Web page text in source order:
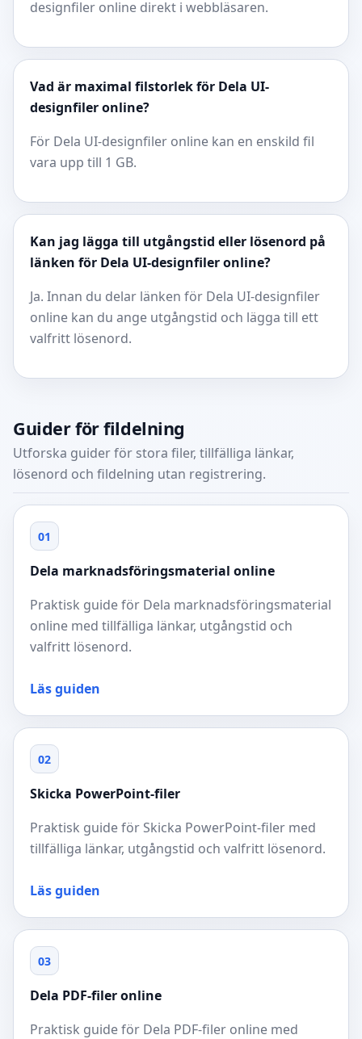
designfiler online direkt i webbläsaren.
Vad är maximal filstorlek för Dela UI-
designfiler online?
För Dela UI-designfiler online kan en enskild fil
vara upp till 1 GB.
Kan jag lägga till utgångstid eller lösenord på
länken för Dela UI-designfiler online?
Ja. Innan du delar länken för Dela UI-designfiler
online kan du ange utgångstid och lägga till ett
valfritt lösenord.
Guider för fildelning
Utforska guider för stora filer, tillfälliga länkar,
lösenord och fildelning utan registrering.
01
Dela marknadsföringsmaterial online
Praktisk guide för Dela marknadsföringsmaterial
online med tillfälliga länkar, utgångstid och
valfritt lösenord.
Läs guiden
02
Skicka PowerPoint-filer
Praktisk guide för Skicka PowerPoint-filer med
tillfälliga länkar, utgångstid och valfritt lösenord.
Läs guiden
03
Dela PDF-filer online
Praktisk guide för Dela PDF-filer online med